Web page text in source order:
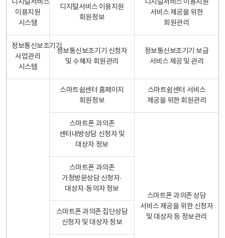
디지털서비스
이용지원
시스템
디지털서비스 이용지원
회원정보
디지털서비스 이용지원
서비스 제공을 위한
회원관리
정보통신보조기기
사업관리
시스템
정보통신보조기기 신청자
및 수혜자 회원관리
정보통신보조기기 보급
서비스 제공 및 관리
스마트쉼센터 홈페이지
회원정보
스마트쉼센터 서비스
제공을 위한 회원관리
스마트폰 과의존
센터내방상담 신청자 및
대상자 정보
스마트폰 과의존 상담
서비스 제공을 위한 신청자
및 대상자 등 정보관리
스마트폰 과의존
가정방문상담 신청자·
대상자·동의자 정보
스마트폰 과의존 집단상담
신청자 및 대상자 정보